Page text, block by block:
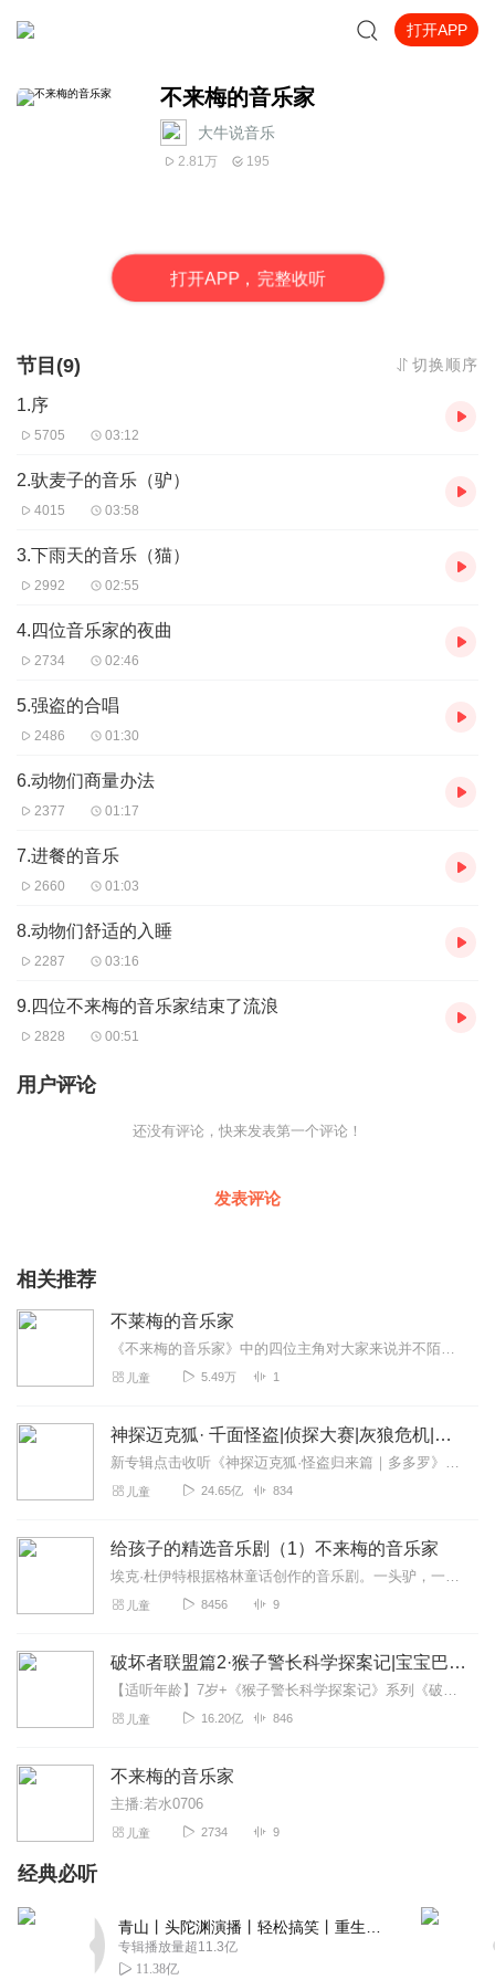
打开APP
不来梅的音乐家
大牛说音乐
2.81万 195
打开APP，完整收听
节目(9) 切换顺序
1.序
5705 03:12
2.驮麦子的音乐（驴）
4015 03:58
3.下雨天的音乐（猫）
2992 02:55
4.四位音乐家的夜曲
2734 02:46
5.强盗的合唱
2486 01:30
6.动物们商量办法
2377 01:17
7.进餐的音乐
2660 01:03
8.动物们舒适的入睡
2287 03:16
9.四位不来梅的音乐家结束了流浪
2828 00:51
用户评论
还没有评论，快来发表第一个评论！
发表评论
相关推荐
不莱梅的音乐家
《不来梅的音乐家》中的四位主角对大家来说并不陌生：驴、狗、猫和公鸡。当这几个动物因为年老体弱而被赶出来的时候，乐器演奏出来的是什么样的音乐？当它们一起走在乡间小...
儿童 5.49万 1
神探迈克狐· 千面怪盗|侦探大赛|灰狼危机|多多罗
新专辑点击收听《神探迈克狐·怪盗归来篇｜多多罗》！！！>>>点击进入主播橱窗购买《神探迈克狐》系列图书吧!<<<多多罗故事【点击前往】收听多多罗其他好玩有趣的故...
儿童 24.65亿 834
给孩子的精选音乐剧（1）不来梅的音乐家
埃克·杜伊特根据格林童话创作的音乐剧。一头驴，一只狗，一只猫和一只公鸡。
儿童 8456 9
破坏者联盟篇2·猴子警长科学探案记|宝宝巴士故事
【适听年龄】7岁+《猴子警长科学探案记》系列《破坏者联盟篇1·猴子警长科学探案记》>>>《破坏者联盟篇2·猴子警长科学探案记》>>>《破坏者联盟篇3·猴子警长科...
儿童 16.20亿 846
不来梅的音乐家
主播:若水0706
儿童 2734 9
经典必听
专辑播放量超11.3亿
11.38亿